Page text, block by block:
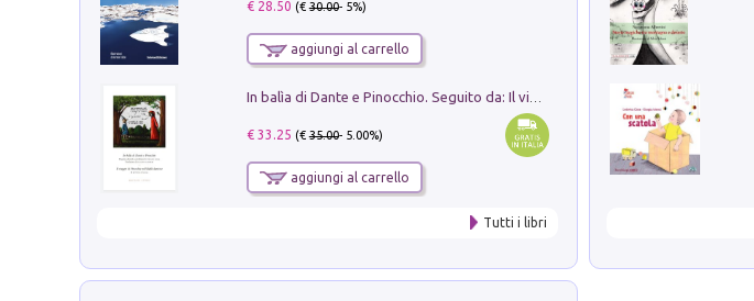
€ 28.50 (€30.00- 5%)
aggiungi al carrello
€ 33.25 (€35.00- 5.00%)
aggiungi al carrello
Tutti i libri